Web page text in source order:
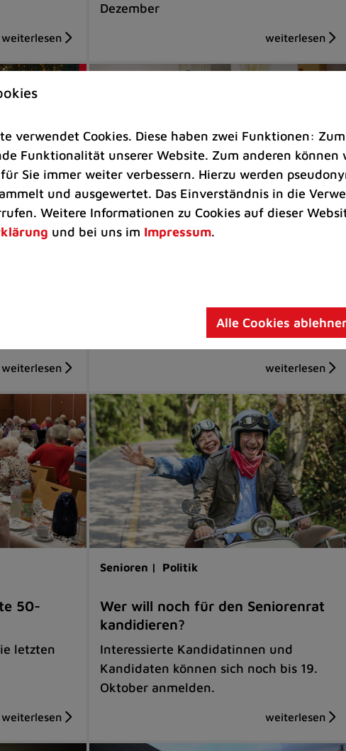
Dezember
in der
DJ
Veranstaltungen | Musikschule
Aufführungen am 24. November und
50-
letzten
Senioren | Politik
Wer will noch für den Seniorenrat
kandidieren?
Interessierte Kandidatinnen und
Kandidaten können sich noch bis 19.
Oktober anmelden.
verwendet Cookies. Diese haben zwei Funktionen:
Funktionalität unserer Website. Zum anderen können
Sie immer weiter verbessern. Hierzu werden
und ausgewertet. Das Einverständnis in die
Weitere Informationen zu Cookies auf dieser
und bei uns im Impressum.
Alle Cookies